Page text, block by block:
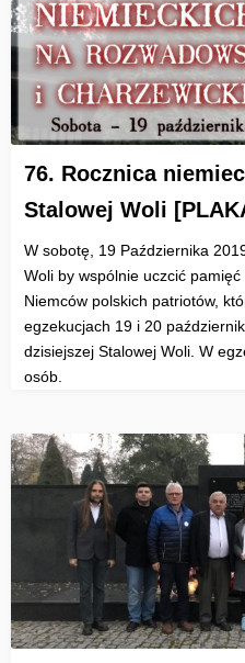
76. Rocznica
Stalowej Woli
W sobotę, 19 Października
Woli by wspólnie uczcić
Niemców polskich patriotów,
egzekucjach 19 i 20
dzisiejszej Stalowej Woli. W
osób.